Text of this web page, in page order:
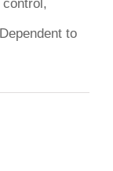
to